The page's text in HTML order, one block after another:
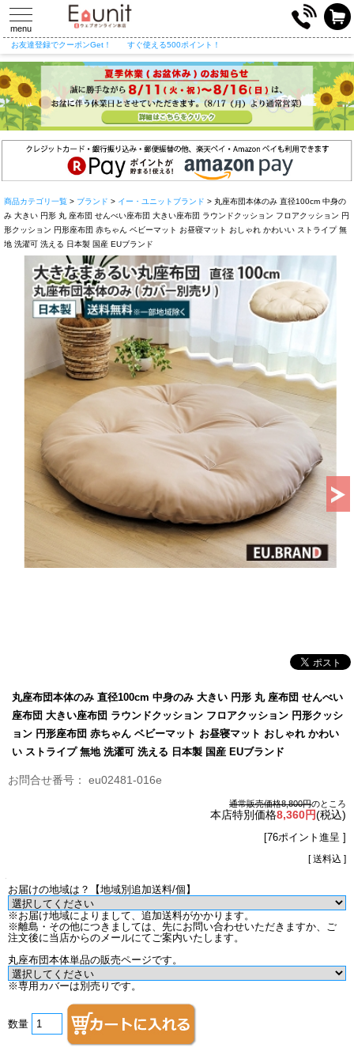
toggle
navigation
menu
お友達登録でクーポンGet！ すぐ使える500ポイント！
商品カテゴリ一覧 > ブランド > イー・ユニットブランド > 丸座布団本体のみ 直径100cm 中身の
み 大きい 円形 丸 座布団 せんべい座布団 大きい座布団 ラウンドクッション フロアクッション 円
形クッション 円形座布団 赤ちゃん ベビーマット お昼寝マット おしゃれ かわいい ストライプ 無
地 洗濯可 洗える 日本製 国産 EUブランド
丸座布団本体のみ 直径100cm 中身のみ 大きい 円形 丸 座布団 せんべい
座布団 大きい座布団 ラウンドクッション フロアクッション 円形クッシ
ョン 円形座布団 赤ちゃん ベビーマット お昼寝マット おしゃれ かわい
い ストライプ 無地 洗濯可 洗える 日本製 国産 EUブランド
eu02481-016e
通常販売価格8,800円のところ
本店特別価格8,360円(税込)
[76ポイント進呈 ]
[ 送料込 ]
お届けの地域は？【地域別追加送料/個】
※お届け地域によりまして、追加送料がかかります。
※離島・その他につきましては、先にお問い合わせいただきますか、ご
注文後に当店からのメールにてご案内いたします。
丸座布団本体単品の販売ページです。
※専用カバーは別売りです。
数量